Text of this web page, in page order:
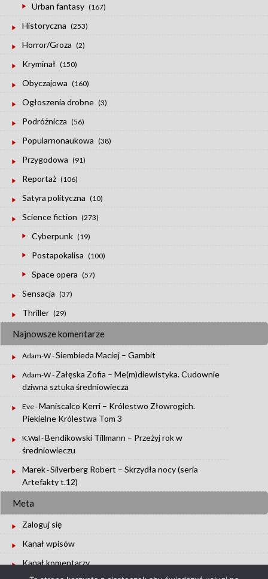
Urban fantasy (167)
Historyczna (253)
Horror/Groza (2)
Kryminał (150)
Obyczajowa (160)
Ogłoszenia drobne (3)
Podróżnicza (56)
Popularnonaukowa (38)
Przygodowa (91)
Reportaż (106)
Satyra polityczna (10)
Science fiction (273)
Cyberpunk (19)
Postapokalisa (100)
Space opera (57)
Sensacja (37)
Thriller (29)
Najnowsze komentarze
Adam-W-Siembieda Maciej – Gambit
Adam-W- Załęska Zofia – Me(m)diewistyka. Cudownie
dziwna sztuka średniowiecza
Eve-Maniscalco Kerri – Królestwo Złowrogich.
Piekielne Królestwa Tom 3
K.Wal -Bendikowski Tillmann – Przeżyj rok w
średniowieczu
Marek-Silverberg Robert – Skrzydła nocy (seria
Artefakty t.12)
Meta
Zaloguj się
Kanał wpisów
Kanał komentarzy